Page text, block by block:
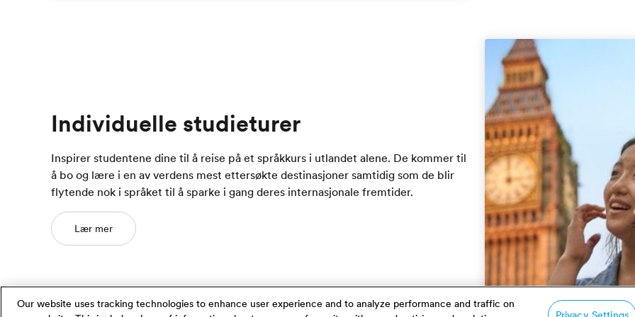
Individuelle studieturer
Inspirer studentene dine til å reise på et språkkurs i utlandet alene. De kommer til
å bo og lære i en av verdens mest ettersøkte destinasjoner samtidig som de blir
flytende nok i språket til å sparke i gang deres internasjonale fremtider.
Lær mer
Our website uses tracking technologies to enhance user experience and to analyze performance and traffic on